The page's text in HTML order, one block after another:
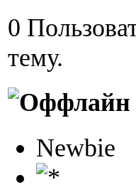
0
тему.
Newbie